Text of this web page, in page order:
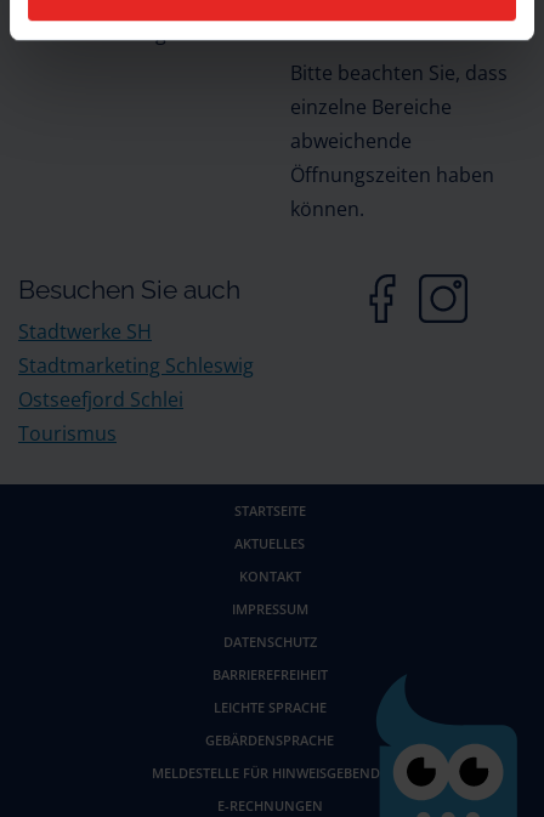
14:30 Uhr bis 18:00 Uhr
Bitte beachten Sie, dass
einzelne Bereiche
abweichende
Öffnungszeiten haben
können.
Besuchen Sie auch
Stadtwerke SH
Stadtmarketing Schleswig
Ostseefjord Schlei
Tourismus
STARTSEITE
AKTUELLES
KONTAKT
IMPRESSUM
DATENSCHUTZ
BARRIEREFREIHEIT
LEICHTE SPRACHE
GEBÄRDENSPRACHE
MELDESTELLE FÜR HINWEISGEBENDE
E-RECHNUNGEN